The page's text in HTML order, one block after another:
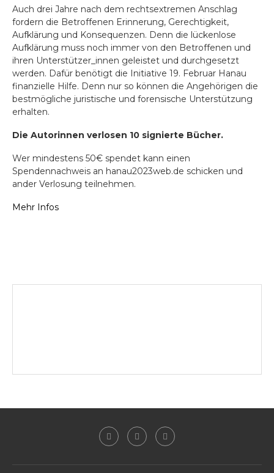
Auch drei Jahre nach dem rechtsextremen Anschlag
fordern die Betroffenen Erinnerung, Gerechtigkeit,
Aufklärung und Konsequenzen. Denn die lückenlose
Aufklärung muss noch immer von den Betroffenen und
ihren Unterstützer_innen geleistet und durchgesetzt
werden. Dafür benötigt die Initiative 19. Februar Hanau
finanzielle Hilfe. Denn nur so können die Angehörigen die
bestmögliche juristische und forensische Unterstützung
erhalten.
Die Autorinnen verlosen 10 signierte Bücher.
Wer mindestens 50€ spendet kann einen
Spendennachweis an hanau2023web.de schicken und
ander Verlosung teilnehmen.
Mehr Infos